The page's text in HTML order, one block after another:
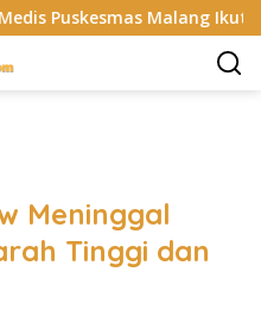
Malang Ikut Ejek
Meninggal
Tinggi dan